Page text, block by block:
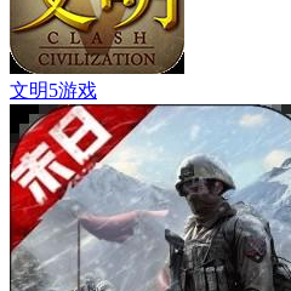
文明5游戏